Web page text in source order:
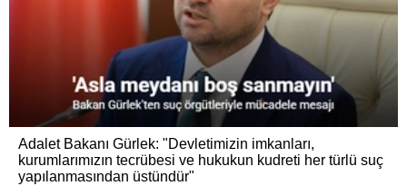
Adalet Bakanı Gürlek: "Devletimizin imkanları,
kurumlarımızın tecrübesi ve hukukun kudreti her türlü suç
yapılanmasından üstündür"